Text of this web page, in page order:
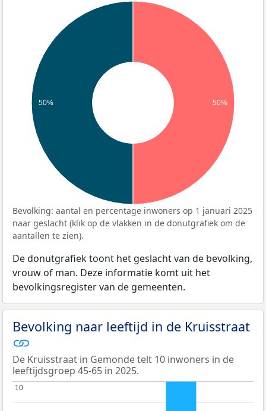
50% 50%
Bevolking: aantal en percentage inwoners op 1 januari 2025
naar geslacht (klik op de vlakken in de donutgrafiek om de
aantallen te zien).
De donutgrafiek toont het geslacht van de bevolking,
vrouw of man. Deze informatie komt uit het
bevolkingsregister van de gemeenten.
Bevolking naar leeftijd in de Kruisstraat
De Kruisstraat in Gemonde telt 10 inwoners in de
leeftijdsgroep 45-65 in 2025.
10
10